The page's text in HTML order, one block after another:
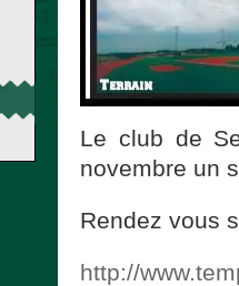
Le club de
novembre un
Rendez vous
http://